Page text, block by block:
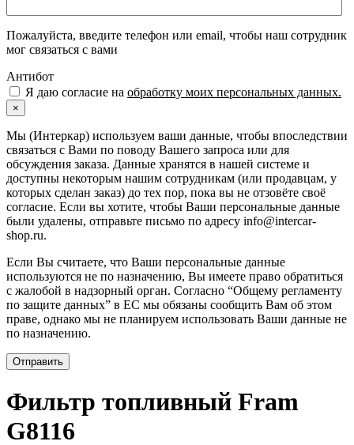
Пожалуйста, введите телефон или email, чтобы наш сотрудник
мог связаться с вами
Антибот
Я даю согласие на обработку моих персональных данных.
×
Мы (Интеркар) используем ваши данные, чтобы впоследствии
связаться с Вами по поводу Вашего запроса или для
обсуждения заказа. Данные хранятся в нашей системе и
доступны некоторым нашим сотрудникам (или продавцам, у
которых сделан заказ) до тех пор, пока вы не отзовёте своё
согласие. Если вы хотите, чтобы Ваши персональные данные
были удалены, отправьте письмо по адресу info@intercar-
shop.ru.
Если Вы считаете, что Ваши персональные данные
используются не по назначению, Вы имеете право обратиться
с жалобой в надзорный орган. Согласно “Общему регламенту
по защите данных” в ЕС мы обязаны сообщить Вам об этом
праве, однако мы не планируем использовать Ваши данные не
по назначению.
Отправить
Фильтр топливный Fram
G8116